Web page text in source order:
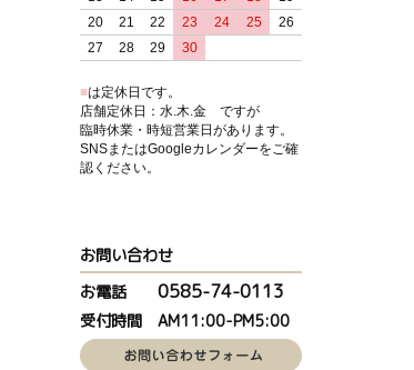
20
21 22 23 24 25
26
27
28 29 30
■は定休日です。
店舗定休日：水.木.金 ですが
臨時休業・時短営業日があります。
SNSまたはGoogleカレンダーをご確
認ください。
お問い合わせ
お電話 0585-74-0113
受付時間 AM11:00-PM5:00